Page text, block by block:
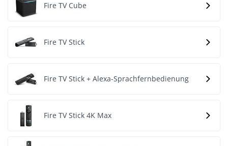
Fire TV Cube
Fire TV Stick
Fire TV Stick + Alexa-Sprachfernbedienung
Fire TV Stick 4K Max